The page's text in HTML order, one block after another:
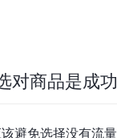
对商品是成
避免选择没有流